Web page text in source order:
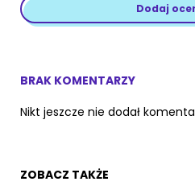
Dodaj
BRAK KOMENTARZY
Nikt jeszcze nie dodał
ZOBACZ TAKŻE